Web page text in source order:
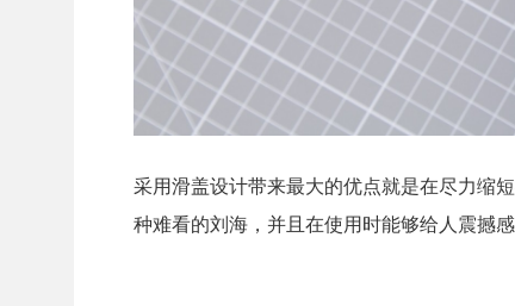
采用滑盖设计带来最大的优点就是在尽力缩
种难看的刘海，并且在使用时能够给人震撼感